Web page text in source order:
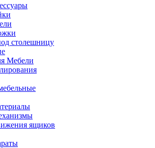
столешницу
Мебели
ящиков